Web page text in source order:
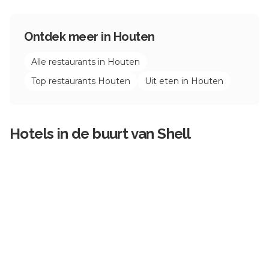
Ontdek meer in Houten
Alle restaurants in Houten
Top restaurants Houten Uit eten in Houten
Hotels in de buurt vanShell